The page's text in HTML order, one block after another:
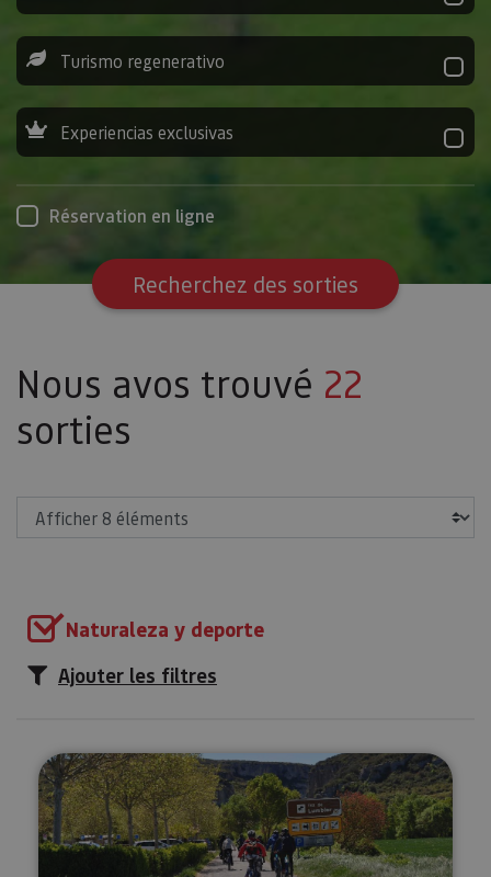
Turismo regenerativo
Experiencias exclusivas
Réservation en ligne
Recherchez des sorties
Nous avos trouvé 22
sorties
Naturaleza y deporte
Ajouter les filtres
Itinéraires en vélos électriques